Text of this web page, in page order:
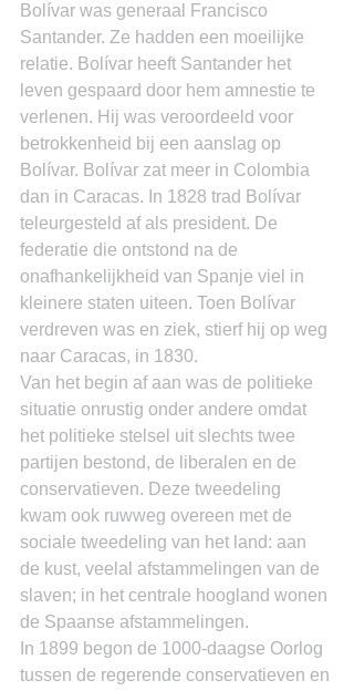
Bolívar was generaal Francisco
Santander. Ze hadden een moeilijke
relatie. Bolívar heeft Santander het
leven gespaard door hem amnestie te
verlenen. Hij was veroordeeld voor
betrokkenheid bij een aanslag op
Bolívar. Bolívar zat meer in Colombia
dan in Caracas. In 1828 trad Bolívar
teleurgesteld af als president. De
federatie die ontstond na de
onafhankelijkheid van Spanje viel in
kleinere staten uiteen. Toen Bolívar
verdreven was en ziek, stierf hij op weg
naar Caracas, in 1830.
Van het begin af aan was de politieke
situatie onrustig onder andere omdat
het politieke stelsel uit slechts twee
partijen bestond, de liberalen en de
conservatieven. Deze tweedeling
kwam ook ruwweg overeen met de
sociale tweedeling van het land: aan
de kust, veelal afstammelingen van de
slaven; in het centrale hoogland wonen
de Spaanse afstammelingen.
In 1899 begon de 1000-daagse Oorlog
tussen de regerende conservatieven en